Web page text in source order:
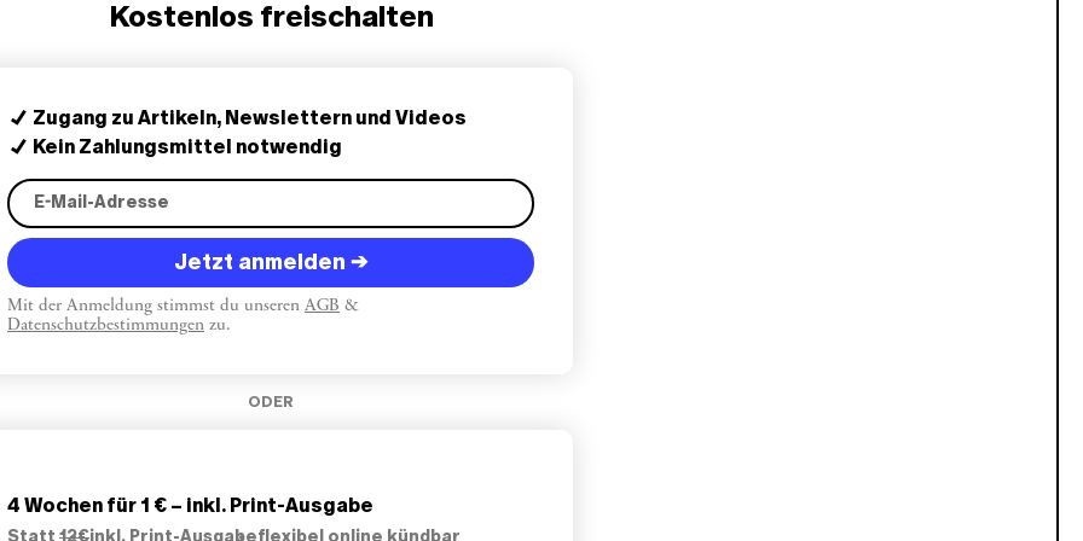
Verkaufspreisen profitieren.
Kostenlos freischalten
Zugang zu Artikeln, Newslettern und Videos
Kein Zahlungsmittel notwendig
Jetzt anmelden →
Mit der Anmeldung stimmst du unseren AGB &
Datenschutzbestimmungen zu.
ODER
4 Wochen für 1 € – inkl. Print-Ausgabe